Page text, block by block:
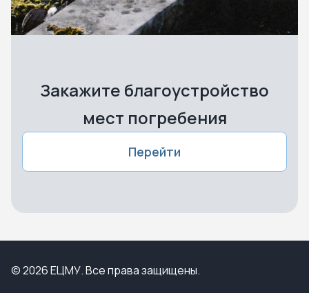
Закажите благоустройство
мест погребения
Перейти
© 2026 ЕЦМУ. Все права защищены.